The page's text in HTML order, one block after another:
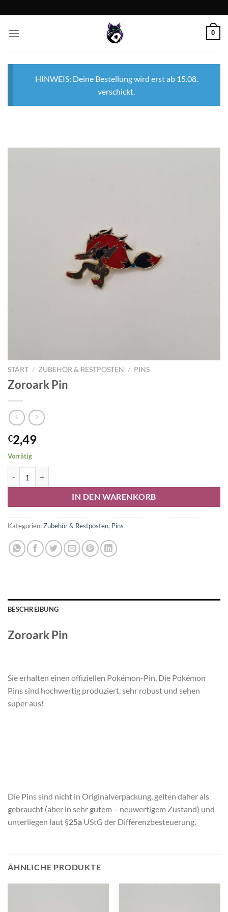
Inhalt
springen
0
HINWEIS: Deine Bestellung wird erst ab 15.08.
verschickt.
START / ZUBEHÖR & RESTPOSTEN / PINS
Zoroark Pin
€2,49
Vorrätig
IN DEN WARENKORB
Kategorien:Zubehör & Restposten, Pins
BESCHREIBUNG
Zoroark Pin
Sie erhalten einen offiziellen Pokémon-Pin. Die Pokémon
Pins sind hochwertig produziert, sehr robust und sehen
super aus!
Die Pins sind nicht in Originalverpackung, gelten daher als
gebraucht (aber in sehr gutem – neuwertigem Zustand) und
unterliegen laut §25a UStG der Differenzbesteuerung.
ÄHNLICHE PRODUKTE